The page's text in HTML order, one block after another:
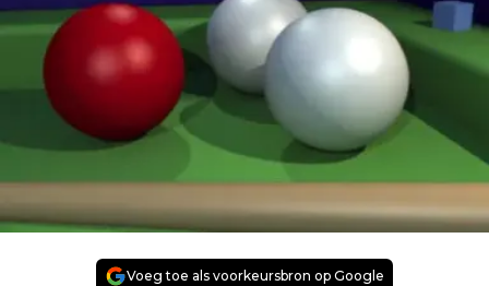
Voeg toe als voorkeursbron op Google